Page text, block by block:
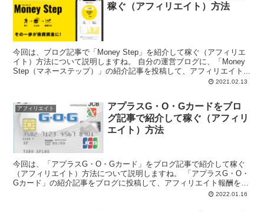
稼ぐ（アフィリエイト）方法
今回は、ブログ記事で「Money Step」を紹介して稼ぐ（アフィリエ
イト）方法について説明しますね。 自分の運営ブログに、「Money
Step（マネーステップ）」の紹介記事を投稿して、アフィリエイト...
2021.02.13
アフィリエイト
アプラスG・O・Gカードをブロ
グ記事で紹介して稼ぐ（アフィリ
エイト）方法
今回は、「アプラスG・O・Gカード」をブログ記事で紹介して稼ぐ
（アフィリエイト）方法について説明しますね。 「アプラスG・O・
Gカード」の紹介記事をブログに投稿して、アフィリエイト報酬を得
2022.01.16